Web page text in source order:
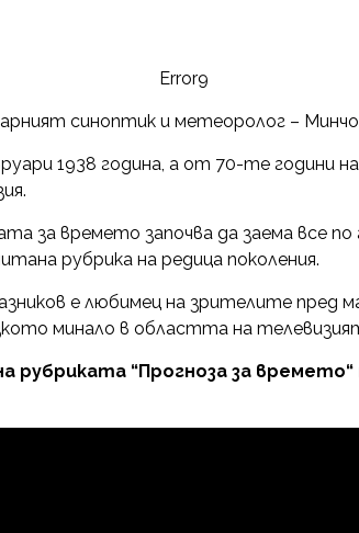
Error9
синоптик и метеоролог – Минчо
1938 година, а от 70-те години
за времето започва да заема все
рубрика на редица поколения.
е любимец на зрителите пред
минало в областта на
рубриката “Прогноза за